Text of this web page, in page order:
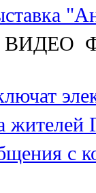
ВИДЕО
жителей
с